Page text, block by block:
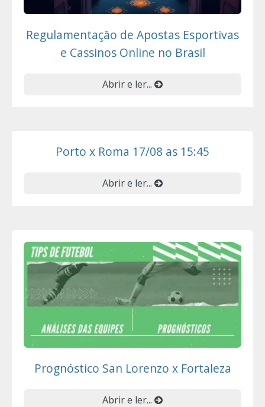
Regulamentação de Apostas Esportivas
e Cassinos Online no Brasil
Abrir e ler...
Porto x Roma 17/08 as 15:45
Abrir e ler...
Prognóstico San Lorenzo x Fortaleza
Abrir e ler...